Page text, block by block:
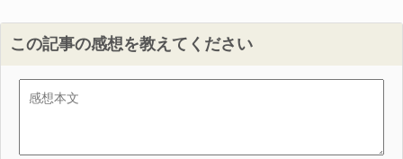
この記事の感想を教えてください